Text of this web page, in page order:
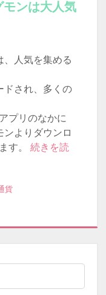
ンは大人気
人気を集める
ドされ、多くの
プリのなかに
よりダウンロ
す。 続きを読
貨